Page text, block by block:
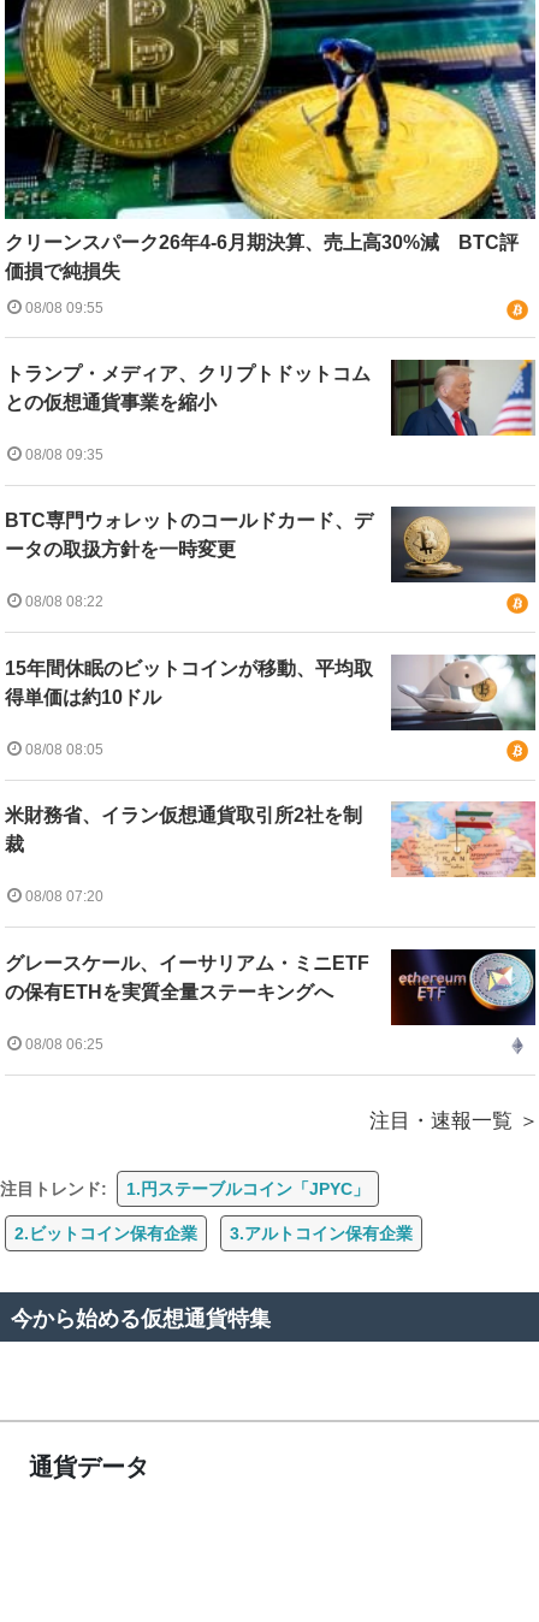
クリーンスパーク26年4-6月期決算、売上高30%減 BTC評
価損で純損失
08/08 09:55
トランプ・メディア、クリプトドットコム
との仮想通貨事業を縮小
08/08 09:35
BTC専門ウォレットのコールドカード、デ
ータの取扱方針を一時変更
08/08 08:22
15年間休眠のビットコインが移動、平均取
得単価は約10ドル
08/08 08:05
米財務省、イラン仮想通貨取引所2社を制
裁
08/08 07:20
グレースケール、イーサリアム・ミニETF
の保有ETHを実質全量ステーキングへ
08/08 06:25
注目・速報一覧
注目トレンド: 1.円ステーブルコイン「JPYC」
2.ビットコイン保有企業 3.アルトコイン保有企業
今から始める仮想通貨特集
通貨データ